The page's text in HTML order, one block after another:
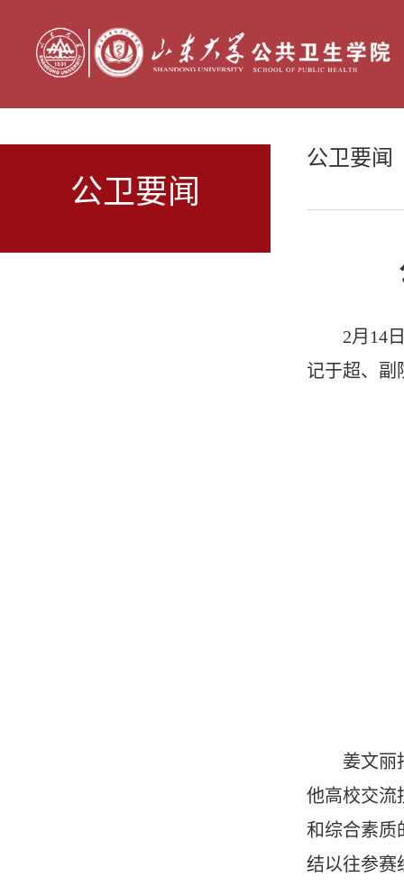
公卫要闻
公卫要闻
2月14
记于超、副
姜文丽
他高校交流
和综合素质
结以往参赛